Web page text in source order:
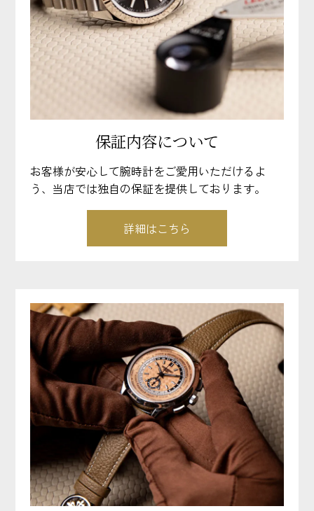
保証内容について
お客様が安心して腕時計をご愛用いただけるよ
う、当店では独自の保証を提供しております。
詳細はこちら